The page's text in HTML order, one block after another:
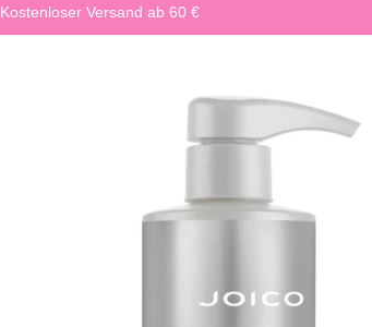
Kostenloser Versand ab 60 €